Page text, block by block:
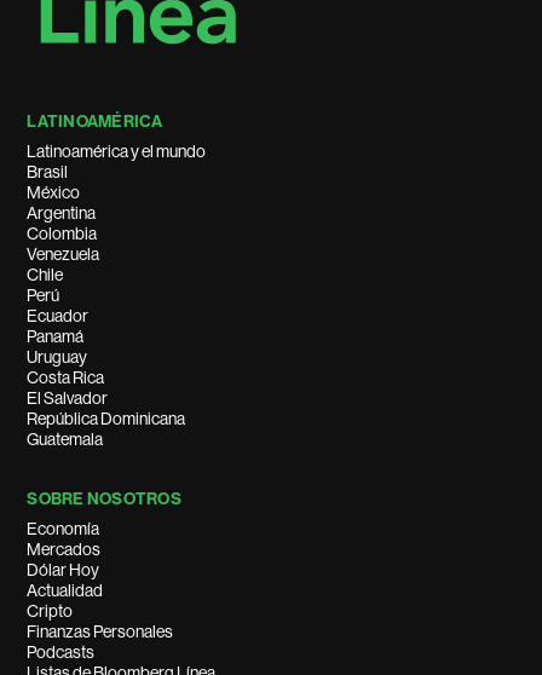
LATINOAMÉRICA
Latinoamérica y el mundo
Brasil
México
Argentina
Colombia
Venezuela
Chile
Perú
Ecuador
Panamá
Uruguay
Costa Rica
El Salvador
República Dominicana
Guatemala
SOBRE NOSOTROS
Economía
Mercados
Dólar Hoy
Actualidad
Cripto
Finanzas Personales
Podcasts